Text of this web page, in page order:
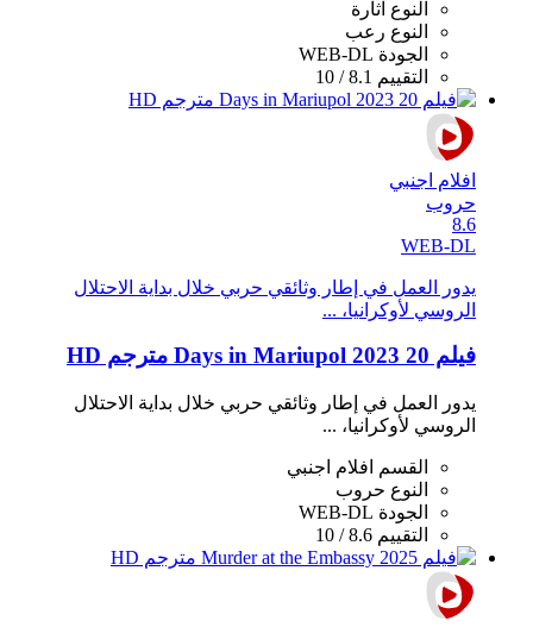
النوع اثارة
النوع رعب
الجودة WEB-DL
التقييم 8.1 / 10
افلام اجنبي
حروب
8.6
WEB-DL
يدور العمل في إطار وثائقي حربي خلال بداية الاحتلال
الروسي لأوكرانيا، ...
فيلم 20 Days in Mariupol 2023 مترجم HD
يدور العمل في إطار وثائقي حربي خلال بداية الاحتلال
الروسي لأوكرانيا، ...
القسم
افلام اجنبي
النوع حروب
الجودة WEB-DL
التقييم 8.6 / 10